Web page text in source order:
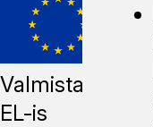
Valmistatud
EL-is